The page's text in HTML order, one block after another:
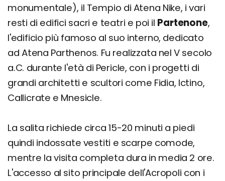
monumentale), il Tempio di Atena Nike, i vari
resti di edifici sacri e teatri e poi il Partenone,
l'edificio più famoso al suo interno, dedicato
ad Atena Parthenos. Fu realizzata nel V secolo
a.C. durante l'età di Pericle, con i progetti di
grandi architetti e scultori come Fidia, Ictino,
Callicrate e Mnesicle.
La salita richiede circa 15-20 minuti a piedi
quindi indossate vestiti e scarpe comode,
mentre la visita completa dura in media 2 ore.
L'accesso al sito principale dell'Acropoli con i